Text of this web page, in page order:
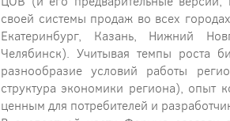
своей системы продаж во всех
Екатеринбург, Казань, Нижний
Челябинск). Учитывая темпы роста
разнообразие условий работы
структура экономики региона),
ценным для потребителей и